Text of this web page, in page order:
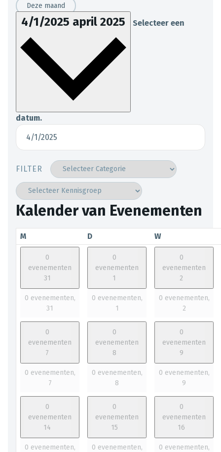
Deze maand
4/1/2025 april 2025 Selecteer een
datum.
FILTER
Kalender van Evenementen
M D W
0
evenementen
31
0 evenementen,
31
0
evenementen
1
0 evenementen,
1
0
evenementen
2
0 evenementen,
2
0
evenementen
7
0 evenementen,
7
0
evenementen
8
0 evenementen,
8
0
evenementen
9
0 evenementen,
9
0
evenementen
14
0 evenementen,
0
evenementen
15
0 evenementen,
0
evenementen
16
0 evenementen,